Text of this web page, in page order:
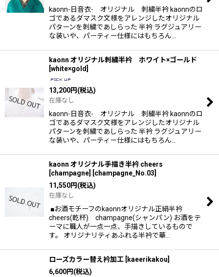
kaonn-日音衣- オリジナル 刺繍半衿 kaonnのロ
ゴであるダマスク文様をアレンジしたオリジナル
パターンを刺繍であしらった 半衿 ラグジュアリー
な装いや、パーティー仕様にはもちろん…
kaonn オリジナル刺繍半衿 ホワイト×ゴールド
white×gold
13,200円(税込)
在庫なし
kaonn-日音衣- オリジナル 刺繍半衿 kaonnのロ
ゴであるダマスク文様をアレンジしたオリジナル
パターンを刺繍であしらった 半衿 ラグジュアリー
な装いや、パーティー仕様にはもちろん…
kaonn オリジナル手描き半衿 cheers
[champagne]
champagne_No.03
11,550円(税込)
在庫なし
■お酒モチーフのkaonnオリジナル正絹半衿
cheers(乾杯) champagne(シャンパン) お酒をテ
ーマに職人が一点一点、手描きしているもので
す。 オリジナリティあふれる半衿で華…
ローズカラー替え衿加工 kaeerikakou
6,600円(税込)